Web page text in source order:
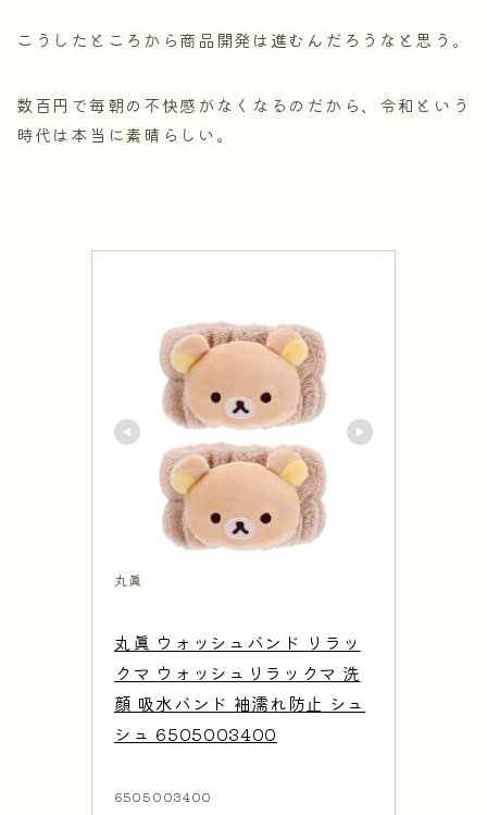
こうしたところから商品開発は進むんだろうなと思う。
数百円で毎朝の不快感がなくなるのだから、令和という
時代は本当に素晴らしい。
丸眞
丸眞 ウォッシュバンド リラッ
クマ ウォッシュリラックマ 洗
顔 吸水バンド 袖濡れ防止 シュ
シュ 6505003400
6505003400